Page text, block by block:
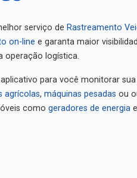
serviço de Rastreamento
on-line
e garanta maior
operação logística.
para você monitorar sua
agrícolas máquinas pesadas
ou
como
geradores de energia